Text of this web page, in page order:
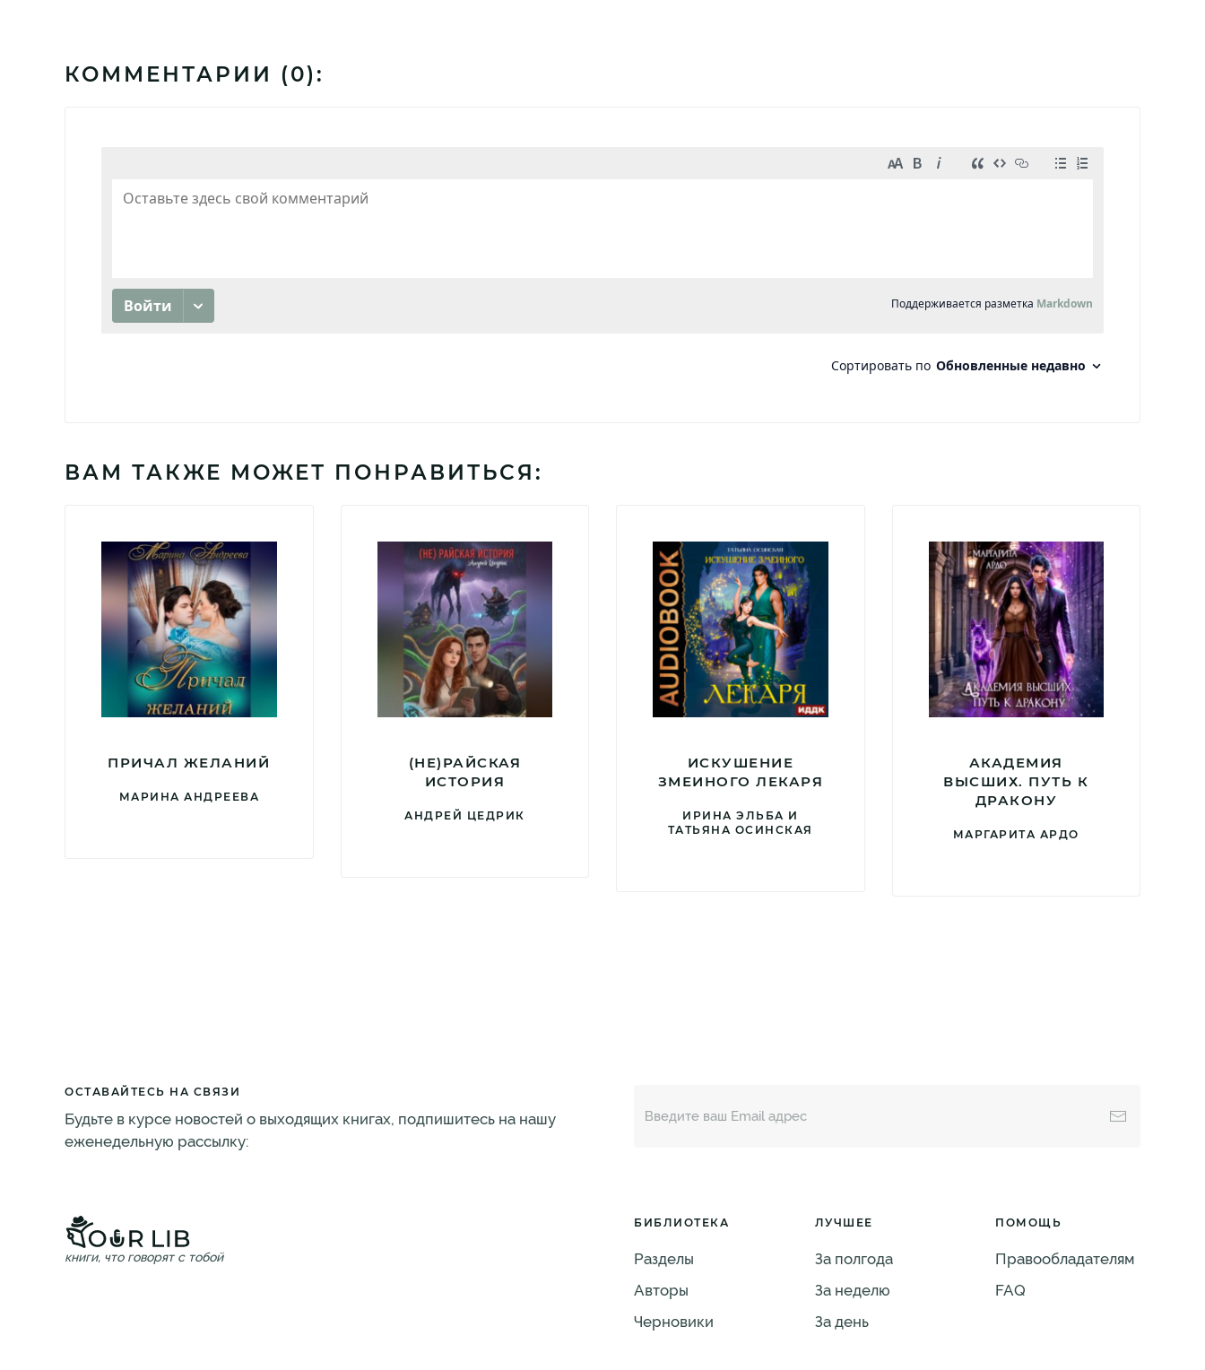
КОММЕНТАРИИ (0):
ВАМ ТАКЖЕ МОЖЕТ ПОНРАВИТЬСЯ:
ПРИЧАЛ ЖЕЛАНИЙ
МАРИНА АНДРЕЕВА
(НЕ)РАЙСКАЯ
ИСТОРИЯ
АНДРЕЙ ЦЕДРИК
ИСКУШЕНИЕ
ЗМЕИНОГО ЛЕКАРЯ
ИРИНА ЭЛЬБА И
ТАТЬЯНА ОСИНСКАЯ
АКАДЕМИЯ
ВЫСШИХ. ПУТЬ К
ДРАКОНУ
МАРГАРИТА АРДО
ОСТАВАЙТЕСЬ НА СВЯЗИ
Будьте в курсе новостей о выходящих книгах, подпишитесь на нашу
еженедельную рассылку:
книги, что говорят с тобой
БИБЛИОТЕКА
Разделы
Авторы
Черновики
ЛУЧШЕЕ
За полгода
За неделю
За день
ПОМОЩЬ
Правообладателям
FAQ